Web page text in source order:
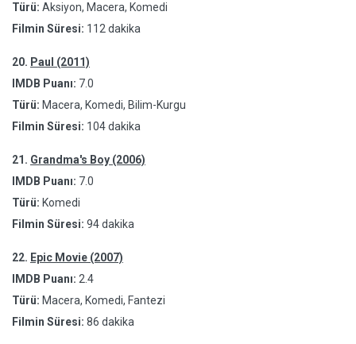
Türü: Aksiyon, Macera, Komedi
Filmin Süresi: 112 dakika
20. Paul (2011)
IMDB Puanı: 7.0
Türü: Macera, Komedi, Bilim-Kurgu
Filmin Süresi: 104 dakika
21. Grandma's Boy (2006)
IMDB Puanı: 7.0
Türü: Komedi
Filmin Süresi: 94 dakika
22. Epic Movie (2007)
IMDB Puanı: 2.4
Türü: Macera, Komedi, Fantezi
Filmin Süresi: 86 dakika